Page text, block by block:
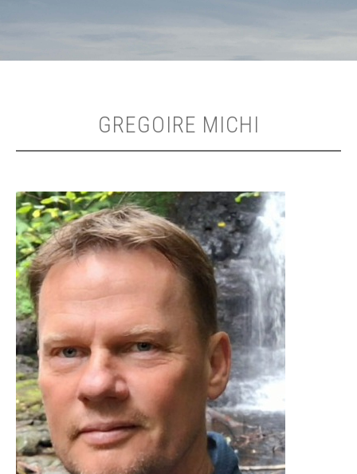
GREGOIRE MICHI